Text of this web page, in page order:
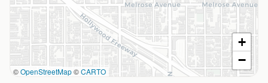
©OpenStreetMap©CARTO
+
−